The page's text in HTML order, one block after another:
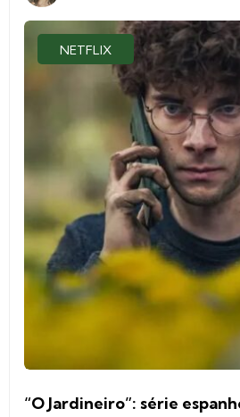
NETFLIX
“O Jardineiro”: série